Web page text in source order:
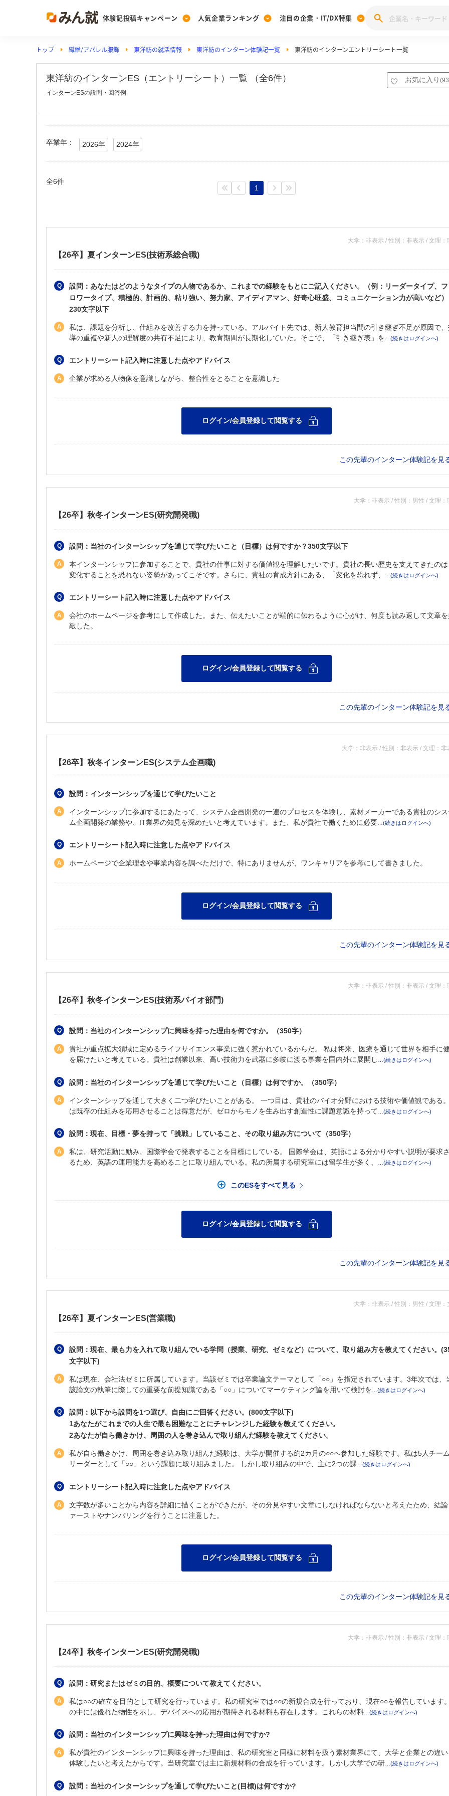
体験記投稿キャンペーン
Post
投稿する
[27卒] 本選考体験記投稿キャンペーン
人気企業ランキング
Ranking
ランキングを見る
みんなのDX企業就職ブランド調査
Vote みん
注目の企業・IT/DX特集
PickUp
注目の企業特集
28
動画で知ろう！業界・企業研究
トップ 繊維/アパレル服飾 東洋紡の就活情報 東洋紡のインターン体験記一覧 東洋紡のインターンエントリーシート一覧
東洋紡のインターンES（エントリーシート）一覧 （全6件） お気に入り (
インターンESの設問・回答例
卒業年： 2026年 2024年
全6件
1
大学：非表示 / 性別：非表示 / 文理：
【26卒】夏インターンES(技術系総合職)
設問：あなたはどのようなタイプの人物であるか、これまでの経験をもとにご記入ください。（例：リーダータイプ、フ
ロワータイプ、積極的、計画的、粘り強い、努力家、アイディアマン、好奇心旺盛、コミュニケーション力が高いなど）
230文字以下
私は、課題を分析し、仕組みを改善する力を持っている。アルバイト先では、新人教育担当間の引き継ぎ不足が原因で
導の重複や新人の理解度の共有不足により、教育期間が長期化していた。そこで、「引き継ぎ表」を
エントリーシート記入時に注意した点やアドバイス
企業が求める人物像を意識しながら、整合性をとることを意識した
この先輩のインターン体験記を見
大学：非表示 / 性別：男性 / 文理：
【26卒】秋冬インターンES(研究開発職)
設問：当社のインターンシップを通じて学びたいこと（目標）は何ですか？350文字以下
本インターンシップに参加することで、貴社の仕事に対する価値観を理解したいです。貴社の長い歴史を支えてきたのは
変化することを恐れない姿勢があってこそです。さらに、貴社の育成方針にある、「変化を恐れず、
エントリーシート記入時に注意した点やアドバイス
会社のホームページを参考にして作成した。また、伝えたいことが端的に伝わるように心がけ、何度も読み返して文章を
敲した。
この先輩のインターン体験記を見
大学：非表示 / 性別：非表示 / 文理：非
【26卒】秋冬インターンES(システム企画職)
設問：インターンシップを通じて学びたいこと
インターンシップに参加するにあたって、システム企画開発の一連のプロセスを体験し、素材メーカーである貴社のシス
ム企画開発の業務や、IT業界の知見を深めたいと考えています。また、私が貴社で働くために必要
エントリーシート記入時に注意した点やアドバイス
ホームページで企業理念や事業内容を調べただけで、特にありませんが、ワンキャリアを参考にして書きました。
この先輩のインターン体験記を見
大学：非表示 / 性別：非表示 / 文理：
【26卒】秋冬インターンES(技術系バイオ部門)
設問：当社のインターンシップに興味を持った理由を何ですか。（350字）
貴社が重点拡大領域に定めるライフサイエンス事業に強く惹かれているからだ。 私は将来、医療を通じて世界を相手に
を届けたいと考えている。貴社は創業以来、高い技術力を武器に多岐に渡る事業を国内外に展開し
設問：当社のインターンシップを通じて学びたいこと（目標）は何ですか。（350字）
インターンシップを通して大きく二つ学びたいことがある。 一つ目は、貴社のバイオ分野における技術や価値観である
は既存の仕組みを応用させることは得意だが、ゼロからモノを生み出す創造性に課題意識を持って
設問：現在、目標・夢を持って「挑戦」していること、その取り組み方について（350字）
私は、研究活動に励み、国際学会で発表することを目標にしている。 国際学会は、英語による分かりやすい説明が要求
るため、英語の運用能力を高めることに取り組んでいる。私の所属する研究室には留学生が多く、
この先輩のインターン体験記を見
大学：非表示 / 性別：男性 / 文理：
【26卒】夏インターンES(営業職)
設問：現在、最も力を入れて取り組んでいる学問（授業、研究、ゼミなど）について、取り組み方を教えてください。
文字以下)
私は現在、会社法ゼミに所属しています。当該ゼミでは卒業論文テーマとして「○○」を指定されています。3年次では、
該論文の執筆に際しての重要な前提知識である「○○」についてマーケティング論を用いて検討を
設問：以下から設問を1つ選び、自由にご回答ください。(800文字以下)
1あなたがこれまでの人生で最も困難なことにチャレンジした経験を教えてください。
2あなたが自ら働きかけ、周囲の人を巻き込んで取り組んだ経験を教えてください。
私が自ら働きかけ、周囲を巻き込み取り組んだ経験は、大学が開催する約2カ月の○○へ参加した経験です。私は5人チー
リーダーとして「○○」という課題に取り組みました。 しかし取り組みの中で、主に2つの課
エントリーシート記入時に注意した点やアドバイス
文字数が多いことから内容を詳細に描くことができたが、その分見やすい文章にしなければならないと考えたため、結論
ァーストやナンバリングを行うことに注意した。
この先輩のインターン体験記を見
大学：非表示 / 性別：非表示 / 文理：
【24卒】秋冬インターンES(研究開発職)
設問：研究またはゼミの目的、概要について教えてください。
私は○○の確立を目的として研究を行っています。私の研究室では○○の新規合成を行っており、現在○○を報告しています
の中には優れた物性を示し、デバイスへの応用が期待される材料も存在します。これらの材料
設問：当社のインターンシップに興味を持った理由は何ですか?
私が貴社のインターンシップに興味を持った理由は、私の研究室と同様に材料を扱う素材業界にて、大学と企業との違い
体験したいと考えたからです。当研究室では主に新規材料の合成を行っています。しかし大学での研
設問：当社のインターンシップを通して学びたいこと(目標)は何ですか?